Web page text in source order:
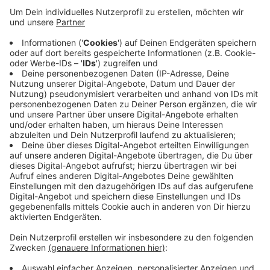
Vor Ort trafen die Polizisten auf Mitarbeiter der
Tiernotrettung. Die Entenküken waren ohne ihr
Muttertier an den Gleisen herumgeirrt. Nach
Absprache mit der Tiernotrettung wurden die Küken
an eine Anwohnerin übergeben, falls die Entenmutter
wieder auftaucht, um ihre Küken zu suchen. Falls nicht,
kommen die Tierchen in eine Tiernotstelle.
Anzeige